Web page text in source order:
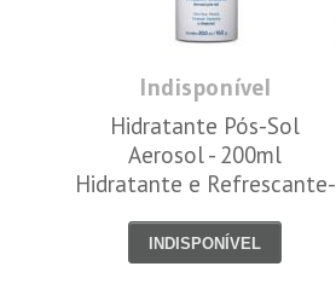
Indisponível
Hidratante Pós-Sol
Aerosol - 200ml
Hidratante e Refrescante-
INDISPONÍVEL